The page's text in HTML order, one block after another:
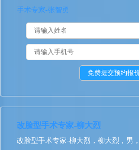
手术专家-张智勇
改脸型手术专家-柳大烈
改脸型手术专家-柳大烈，柳大烈，男